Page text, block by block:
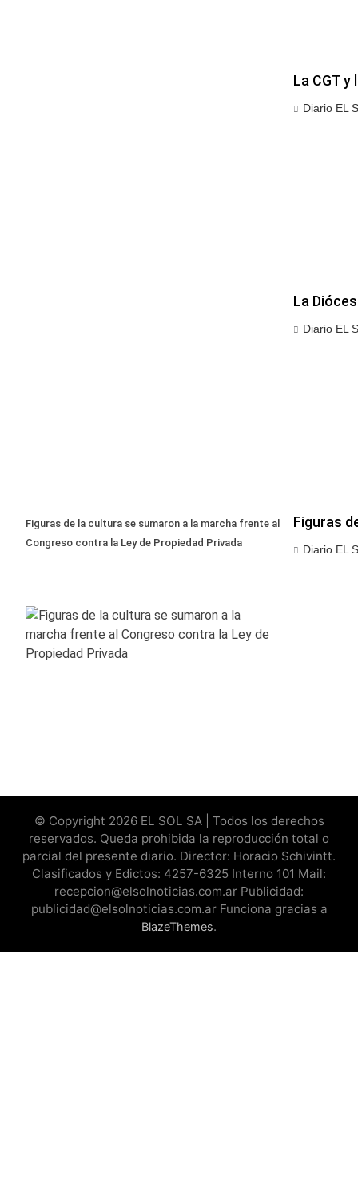
La CGT
Diario EL
La
Diario EL
Figuras de la cultura se sumaron a la marcha frente al
Congreso contra la Ley de Propiedad Privada
Figuras
Diario EL
© Copyright 2026 EL SOL SA | Todos los derechos
reservados. Queda prohibida la reproducción total o
parcial del presente diario. Director: Horacio Schivintt.
Clasificados y Edictos: 4257-6325 Interno 101 Mail:
recepcion@elsolnoticias.com.ar Publicidad:
publicidad@elsolnoticias.com.ar Funciona gracias a
BlazeThemes.